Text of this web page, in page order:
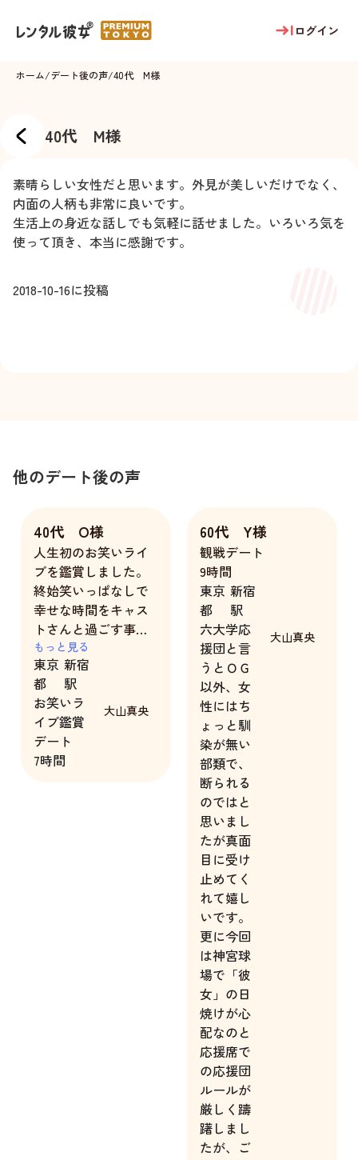
ログイン
ホーム/デート後の声/40代 M様
40代 M様
素晴らしい女性だと思います。外見が美しいだけでなく、
内面の人柄も非常に良いです。
生活上の身近な話しでも気軽に話せました。いろいろ気を
使って頂き、本当に感謝です。
2018-10-16に投稿
他のデート後の声
40代 O様
人生初のお笑いライ
ブを鑑賞しました。
終始笑いっぱなしで
幸せな時間をキャス
トさんと過ごす事が
出来ました。どうも
ありがとう。
もっと見る
東京
都
新宿
駅
お笑いラ
イブ鑑賞
デート
7時間
大山真央
60代 Y様
観戦デート
9時間
東京
都
新宿
駅
六大学応
援団と言
うとＯＧ
以外、女
性にはち
ょっと馴
染が無い
部類で、
断られる
のではと
思いまし
たが真面
目に受け
止めてく
れて嬉し
いです。
更に今回
は神宮球
場で「彼
女」の日
焼けが心
配なのと
応援席で
の応援団
ルールが
厳しく躊
躇しまし
たが、ご
大山真央